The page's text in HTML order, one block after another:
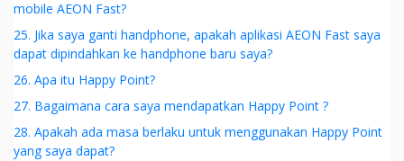
mobile AEON Fast?
25. Jika saya ganti handphone, apakah aplikasi AEON Fast saya
dapat dipindahkan ke handphone baru saya?
26. Apa itu Happy Point?
27. Bagaimana cara saya mendapatkan Happy Point ?
28. Apakah ada masa berlaku untuk menggunakan Happy Point
yang saya dapat?